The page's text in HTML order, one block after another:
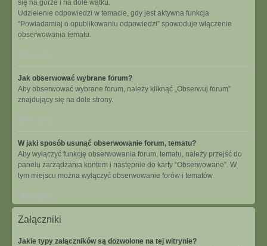
się na górze i na dole wątku.
Udzielenie odpowiedzi w temacie, gdy jest aktywna funkcja
“Powiadamiaj o opublikowaniu odpowiedzi” spowoduje włączenie
obserwowania tematu.
Na górę
Jak obserwować wybrane forum?
Aby obserwować wybrane forum, należy kliknąć „Obserwuj forum”
znajdujący się na dole strony.
Na górę
W jaki sposób usunąć obserwowanie forum, tematu?
Aby wyłączyć funkcję obserwowania forum, tematu, należy przejść do
panelu zarządzania kontem i następnie do karty “Obserwowane”. W
tym miejscu można wyłączyć obserwowanie forów i tematów.
Na górę
Załączniki
Jakie typy załączników są dozwolone na tej witrynie?